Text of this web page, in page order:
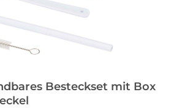
Besteckset mit Box